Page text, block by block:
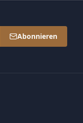
Abonnieren